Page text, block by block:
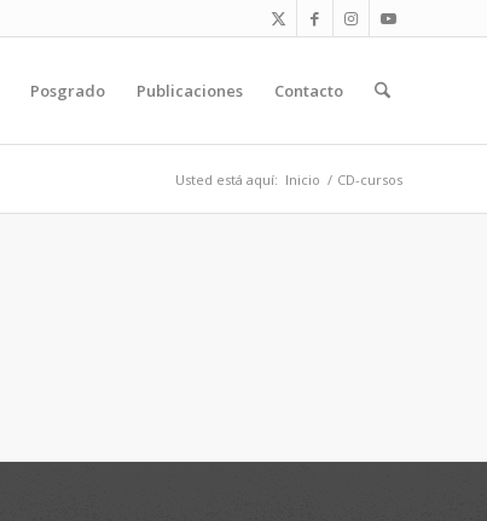
Posgrado Publicaciones Contacto
Usted está aquí: Inicio / CD-cursos